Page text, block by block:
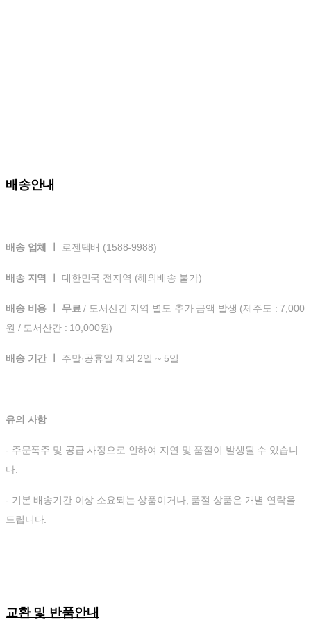
배송안내
배송 업체 ㅣ 로젠택배 (1588-9988)
배송 지역 ㅣ 대한민국 전지역 (해외배송 불가)
배송 비용 ㅣ 무료 / 도서산간 지역 별도 추가 금액 발생 (제주도 : 7,000
원 / 도서산간 : 10,000원)
배송 기간 ㅣ 주말·공휴일 제외 2일 ~ 5일
유의 사항
- 주문폭주 및 공급 사정으로 인하여 지연 및 품절이 발생될 수 있습니
다.
- 기본 배송기간 이상 소요되는 상품이거나, 품절 상품은 개별 연락을
드립니다.
교환 및 반품안내